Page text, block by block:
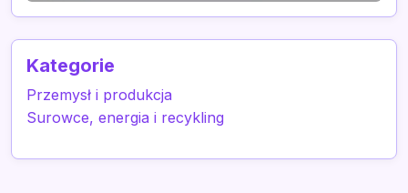
Kategorie
Przemysł i produkcja
Surowce, energia i recykling